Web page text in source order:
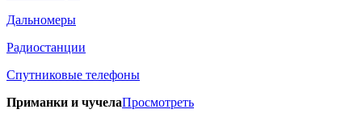
Дальномеры
Радиостанции
Спутниковые телефоны
Приманки и чучелаПросмотреть